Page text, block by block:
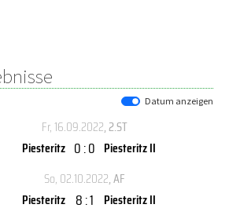
Datum anzeigen
Fr, 16.09.2022, 2.ST
Piesteritz 0 : 0 Piesteritz II
So, 02.10.2022, AF
Piesteritz 8 : 1 Piesteritz II